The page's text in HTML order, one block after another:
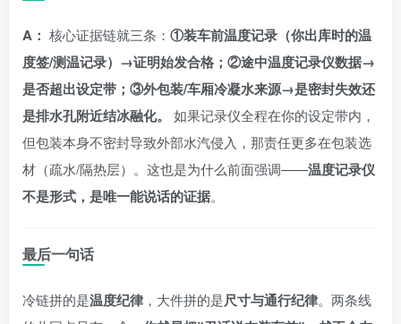
A： 核心证据链就三条： ①装车前温度记录（你出库时的温
度签/测温记录）→证明始发合格；②途中温度记录仪数据→
是否超出设定带；③外包装/车厢冷凝水来源→是密封失效还
是排水孔附近结冰融化。
如果记录仪全程在你的设定带内，
但包装本身不密封导致外部水汽侵入，那责任更多在包装选
材（疏水/隔热层）。这也是为什么前面强调——温度记录仪
不是形式，是唯一能说话的证据。
最后一句话
冷链拼的是温度纪律 ，大件拼的是尺寸与通行纪律。两条线